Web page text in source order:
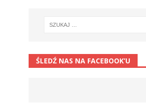
ŚLEDŹ NAS NA FACEBOOK’U